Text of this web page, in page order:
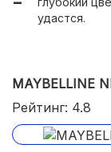
удастся.
MAYBELLINE
Рейтинг: 4.8